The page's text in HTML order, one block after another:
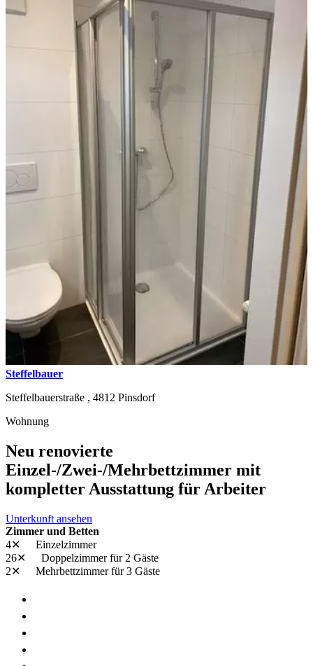
Steffelbauer
Steffelbauerstraße , 4812 Pinsdorf
Wohnung
Neu renovierte
Einzel-/Zwei-/Mehrbettzimmer mit
kompletter Ausstattung für Arbeiter
Unterkunft ansehen
Zimmer und Betten
4✕
Einzelzimmer
26✕
Doppelzimmerfür 2 Gäste
2✕
Mehrbettzimmerfür 3 Gäste